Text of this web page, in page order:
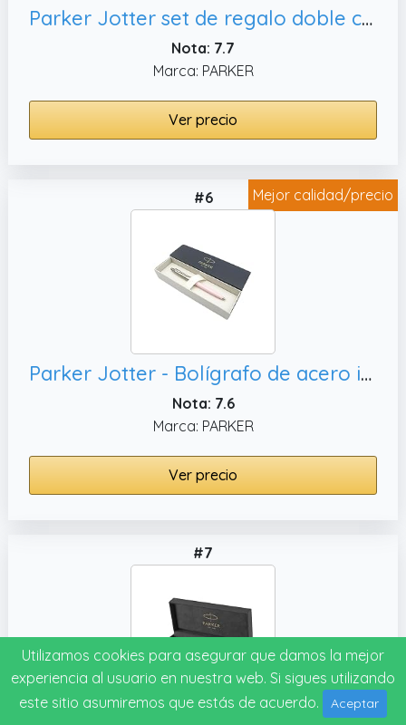
Parker Jotter set de regalo doble con bolígrafo y portaminas (0, estuche de regalo
Nota: 7.7
Marca: PARKER
Ver precio
Mejor calidad/precio
#6
Parker Jotter - Bolígrafo de acero inoxidable, en caja de regalo
Nota: 7.6
Marca: PARKER
Ver precio
#7
Utilizamos cookies para asegurar que damos la mejor
experiencia al usuario en nuestra web. Si sigues utilizando
este sitio asumiremos que estás de acuerdo.
Aceptar